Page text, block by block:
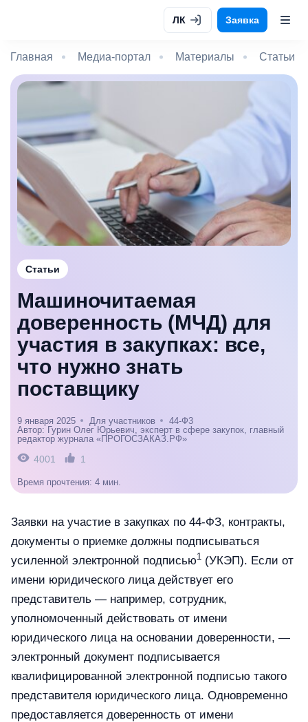
ЛК Заявка
Главная Медиа-портал Материалы Статьи
Статьи
Машиночитаемая
доверенность (МЧД) для
участия в закупках: все,
что нужно знать
поставщику
9 января 2025 Для участников
44-Ф3
Автор: Гурин Олег Юрьевич, эксперт в сфере закупок, главный
редактор журнала «ПРОГОСЗАКАЗ.РФ»
4001 1
Время прочтения: 4 мин.
Заявки на участие в закупках по 44-ФЗ, контракты,
документы о приемке должны подписываться
усиленной электронной подписью1 (УКЭП). Если от
имени юридического лица действует его
представитель — например, сотрудник,
уполномоченный действовать от имени
юридического лица на основании доверенности, —
электронный документ подписывается
квалифицированной электронной подписью такого
представителя юридического лица. Одновременно
предоставляется доверенность от имени